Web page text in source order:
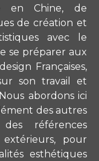
en Chine, de
de création et
avec le
se préparer aux
Françaises,
son travail et
abordons ici
des autres
références
pour
esthétiques